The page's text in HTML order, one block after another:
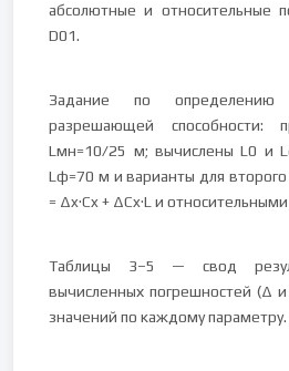
абсолютные и относительные
D01.
Задание по
разрешающей способности:
Lмн=10/25 м; вычислены L0 и
Lф=70 м и варианты для
= Δx·Cx + ΔCx·L и
Таблицы 3–5 — свод
вычисленных погрешностей (Δ
значений по каждому параметру.